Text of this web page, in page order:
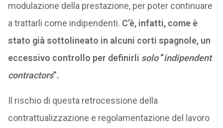
modulazione della prestazione, per poter continuare
a trattarli come indipendenti. C’è, infatti, come è
stato già sottolineato in alcuni corti spagnole, un
eccessivo controllo per definirli solo“indipendent
contractors”.
Il rischio di questa retrocessione della
contrattualizzazione e regolamentazione del lavoro